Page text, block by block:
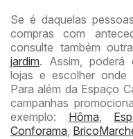
Se é daquelas
compras com
consulte também
jardim. Assim, poderá
lojas e escolher onde
Para além da Espaço
campanhas
exemplo: Hôma,
Conforama,